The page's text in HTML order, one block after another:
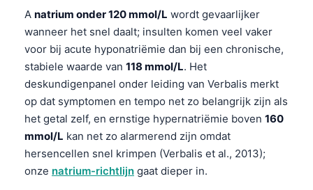
A natrium onder 120 mmol/L wordt gevaarlijker
wanneer het snel daalt; insulten komen veel vaker
voor bij acute hyponatriëmie dan bij een chronische,
stabiele waarde van 118 mmol/L. Het
deskundigenpanel onder leiding van Verbalis merkt
op dat symptomen en tempo net zo belangrijk zijn als
het getal zelf, en ernstige hypernatriëmie boven 160
mmol/L kan net zo alarmerend zijn omdat
hersencellen snel krimpen (Verbalis et al., 2013);
onze natrium-richtlijn gaat dieper in.